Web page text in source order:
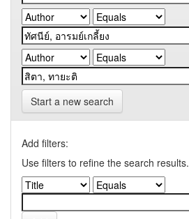
Start a new search
Add filters:
Use filters to refine the search results.